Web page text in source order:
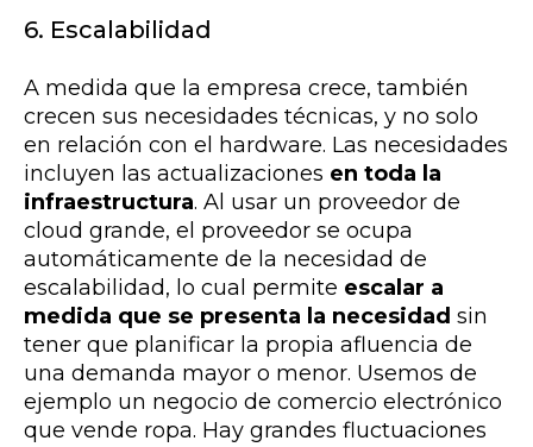
6. Escalabilidad
A medida que la empresa crece, también
crecen sus necesidades técnicas, y no solo
en relación con el hardware. Las necesidades
incluyen las actualizaciones en toda la
infraestructura. Al usar un proveedor de
cloud grande, el proveedor se ocupa
automáticamente de la necesidad de
escalabilidad, lo cual permite escalar a
medida que se presenta la necesidad sin
tener que planificar la propia afluencia de
una demanda mayor o menor. Usemos de
ejemplo un negocio de comercio electrónico
que vende ropa. Hay grandes fluctuaciones